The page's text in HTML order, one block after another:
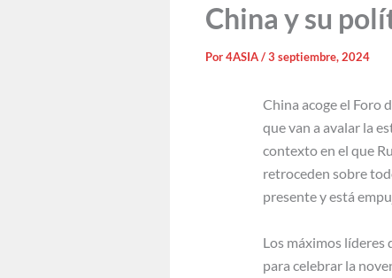
China y su
Por4ASIA/3 septiembre, 2024
China acoge el Foro
que van a avalar la
contexto en el que
retroceden sobre
presente y está
Los máximos líderes
para celebrar la